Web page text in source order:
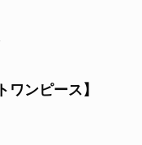
ワンピース】